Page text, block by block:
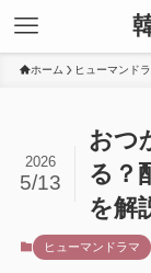
ホーム ヒューマンド
おつ
る？
を解
2026
5/13
ヒューマンドラマ